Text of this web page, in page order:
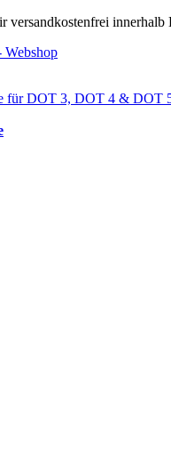
versandkostenfrei innerhalb
Webshop
für DOT 3, DOT 4 & DOT